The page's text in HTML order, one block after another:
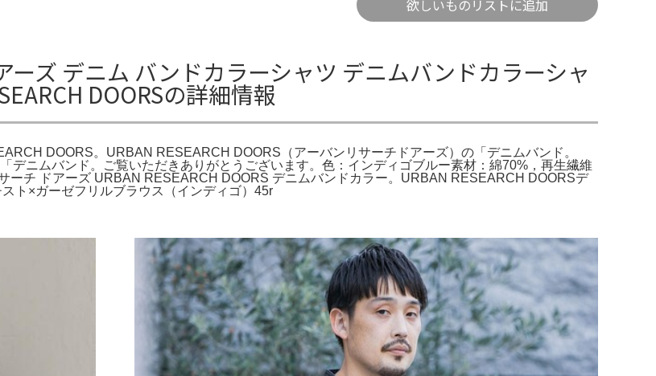
欲しいものリストに追加
ズ デニム バンドカラーシャツ デニムバンドカラーシャ
DOORSの詳細情報
DOORS。URBAN RESEARCH DOORS（アーバンリサーチドアーズ）の「デニムバンド。
ニムバンド。ご覧いただきありがとうございます。色：インディゴブルー素材：綿70%，再生繊維
ーチ ドアーズ URBAN RESEARCH DOORS デニムバンドカラー。URBAN RESEARCH DOORSデ
ト×ガーゼフリルブラウス（インディゴ）45r